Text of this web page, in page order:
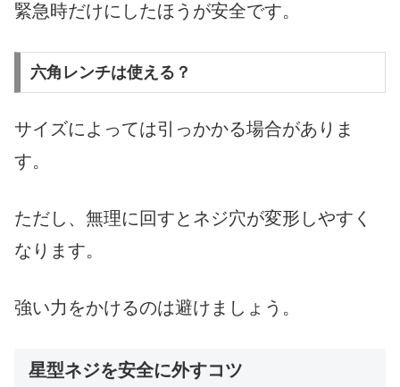
緊急時だけにしたほうが安全です。
六角レンチは使える？
サイズによっては引っかかる場合がありま
す。
ただし、無理に回すとネジ穴が変形しやすく
なります。
強い力をかけるのは避けましょう。
星型ネジを安全に外すコツ